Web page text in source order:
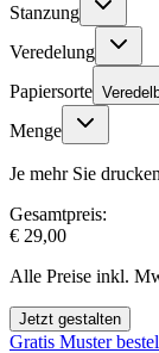
Stanzung
Veredelung
Papiersorte
Menge
Je mehr Sie
Gesamtpreis:
€ 29,00
Alle Preise inkl.
Jetzt gestalten
Gratis Muster